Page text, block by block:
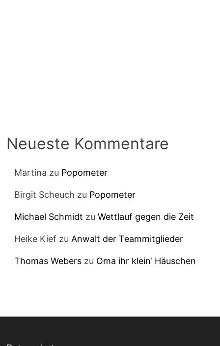
Neueste Kommentare
Martina zu Popometer
Birgit Scheuch zu Popometer
Michael Schmidt zuWettlauf gegen die Zeit
Heike Kief zuAnwalt der Teammitglieder
Thomas Webers zu Oma ihr klein‘ Häuschen